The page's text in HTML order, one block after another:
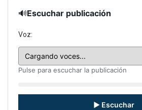
🔊Escuchar publicación
Voz:
Pulse para escuchar la publicación
▶ Escuchar